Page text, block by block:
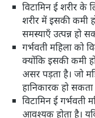
विटामिन ई शरीर के
शरीर में इसकी कमी
समस्याएँ उत्पन्न हो
गर्भवती महिला को
क्योंकि इसकी कमी
असर पड़ता है। जो
हानिकारक हो सकता
विटामिन ई
आवश्यक होता है।